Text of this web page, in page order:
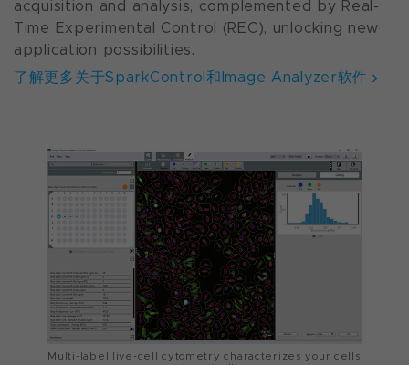
acquisition and analysis, complemented by Real-
Time Experimental Control (REC), unlocking new
application possibilities.
了解更多关于SparkControl和Image Analyzer软件
Multi-label live-cell cytometry characterizes your cells